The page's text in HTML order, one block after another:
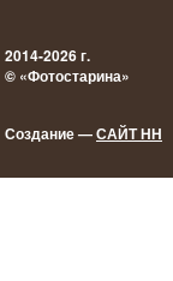
2014-2026 г.
© «Фотостарина»
Создание —САЙТ НН